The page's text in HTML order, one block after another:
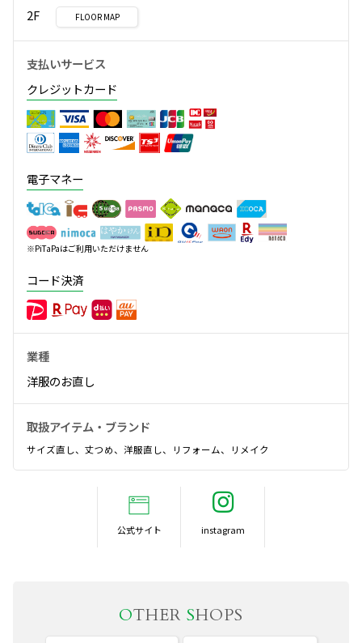
2F
FLOOR MAP
支払いサービス
クレジットカード
電子マネー
※PiTaPaはご利用いただけません
コード決済
業種
洋服のお直し
取扱アイテム・ブランド
サイズ直し、丈つめ、洋服直し、リフォーム、リメイク
公式サイト
OTHER SHOPS